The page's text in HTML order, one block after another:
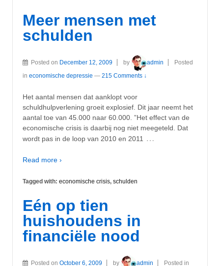
Meer mensen met
schulden
Posted on December 12, 2009 by admin
Posted
in economische depressie — 215 Comments ↓
Het aantal mensen dat aanklopt voor
schuldhulpverlening groeit explosief. Dit jaar neemt het
aantal toe van 45.000 naar 60.000. ”Het effect van de
economische crisis is daarbij nog niet meegeteld. Dat
wordt pas in de loop van 2010 en 2011
…
Read more ›
Tagged with: economische crisis, schulden
Eén op tien
huishoudens in
financiële nood
Posted on October 6, 2009 by admin
Posted in